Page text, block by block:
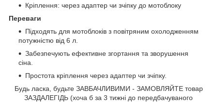
Кріплення: через адаптер чи зчіпку до мотоблоку
Переваги
Підходять для мотоблоків з повітряним охолодженням
потужністю від 6 л.
Забезпечують ефективне згортання та зворушення
сіна.
Простота кріплення через адаптер чи зчіпку.
Будь ласка, будьте ЗАВБАЧЛИВИМИ - ЗАМОВЛЯЙТЕ товар
ЗАЗДАЛЕГІДЬ (хоча б за 3 тижні до передбачуваного